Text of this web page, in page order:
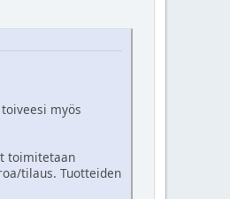
myös
toimitetaan
tilaus. Tuotteiden